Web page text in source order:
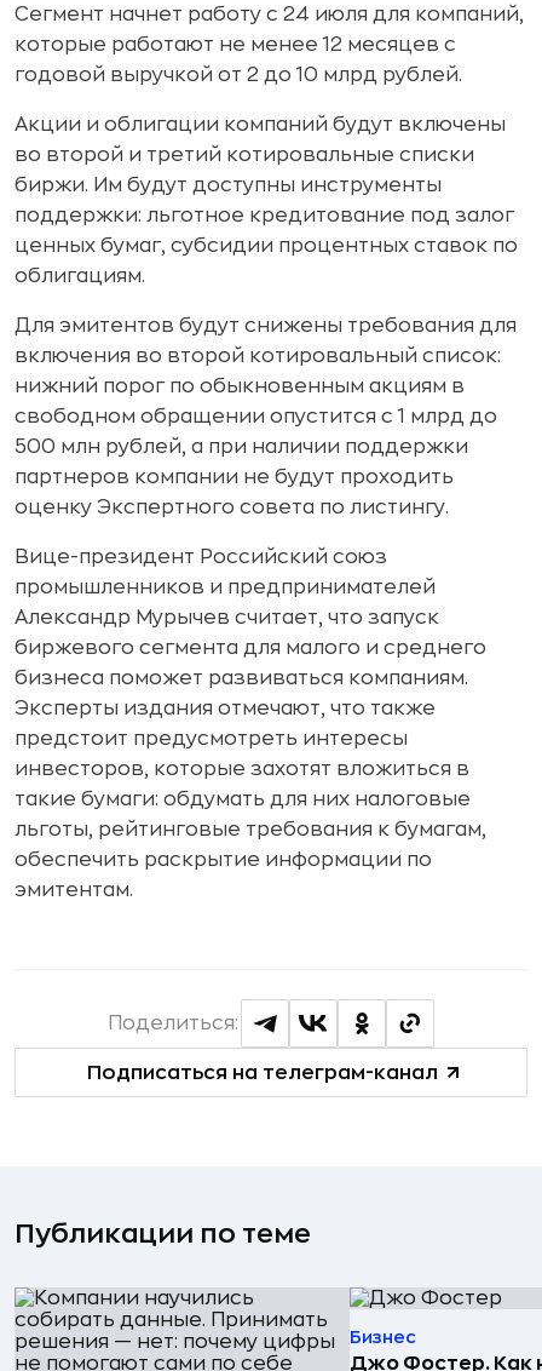
Сегмент начнет работу с 24 июля для компаний,
которые работают не менее 12 месяцев с
годовой выручкой от 2 до 10 млрд рублей.
Акции и облигации компаний будут включены
во второй и третий котировальные списки
биржи. Им будут доступны инструменты
поддержки: льготное кредитование под залог
ценных бумаг, субсидии процентных ставок по
облигациям.
Для эмитентов будут снижены требования для
включения во второй котировальный список:
нижний порог по обыкновенным акциям в
свободном обращении опустится с 1 млрд до
500 млн рублей, а при наличии поддержки
партнеров компании не будут проходить
оценку Экспертного совета по листингу.
Вице-президент Российский союз
промышленников и предпринимателей
Александр Мурычев считает, что запуск
биржевого сегмента для малого и среднего
бизнеса поможет развиваться компаниям.
Эксперты издания отмечают, что также
предстоит предусмотреть интересы
инвесторов, которые захотят вложиться в
такие бумаги: обдумать для них налоговые
льготы, рейтинговые требования к бумагам,
обеспечить раскрытие информации по
эмитентам.
Подписаться на телеграм-канал
Поделиться:
Публикации по теме
Бизнес
Джо Фостер. Как